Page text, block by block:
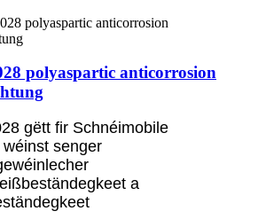
polyaspartic anticorrosion
gëtt fir Schnéimobile
wéinst senger
a